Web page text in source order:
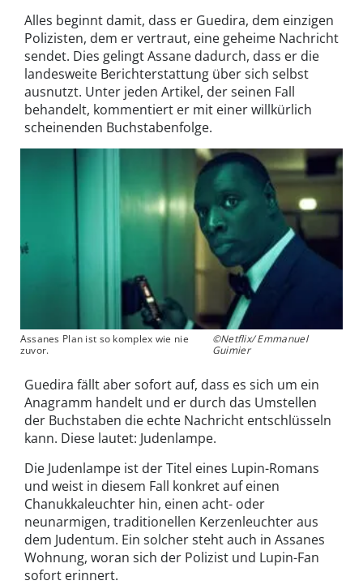
Alles beginnt damit, dass er Guedira, dem einzigen
Polizisten, dem er vertraut, eine geheime Nachricht
sendet. Dies gelingt Assane dadurch, dass er die
landesweite Berichterstattung über sich selbst
ausnutzt. Unter jeden Artikel, der seinen Fall
behandelt, kommentiert er mit einer willkürlich
scheinenden Buchstabenfolge.
Assanes Plan ist so komplex wie nie
zuvor.
©Netflix/ Emmanuel
Guimier
Guedira fällt aber sofort auf, dass es sich um ein
Anagramm handelt und er durch das Umstellen
der Buchstaben die echte Nachricht entschlüsseln
kann. Diese lautet: Judenlampe.
Die Judenlampe ist der Titel eines Lupin-Romans
und weist in diesem Fall konkret auf einen
Chanukkaleuchter hin, einen acht- oder
neunarmigen, traditionellen Kerzenleuchter aus
dem Judentum. Ein solcher steht auch in Assanes
Wohnung, woran sich der Polizist und Lupin-Fan
sofort erinnert.